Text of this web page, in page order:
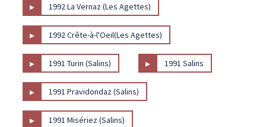
▸ 1992 La Vernaz (Les Agettes)
▸ 1992 Crête-à-l'Oeil(Les Agettes)
▸ 1991 Turin (Salins) ▸ 1991 Salins
▸ 1991 Pravidondaz (Salins)
▸ 1991 Misériez (Salins)